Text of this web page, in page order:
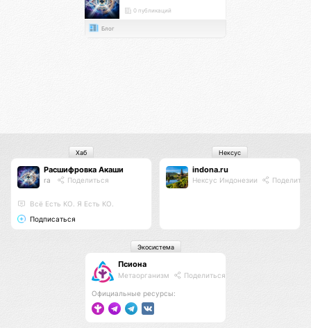
0 публикаций
Блог
Расшифровка Акаши
ra Поделиться
Всё Есть КО. Я Есть КО.
Подписаться
Хаб
indona.ru
Нексус Индонезии
Нексус
Псиона
Метаорганизм Поделиться
Официальные ресурсы:
Экосистема